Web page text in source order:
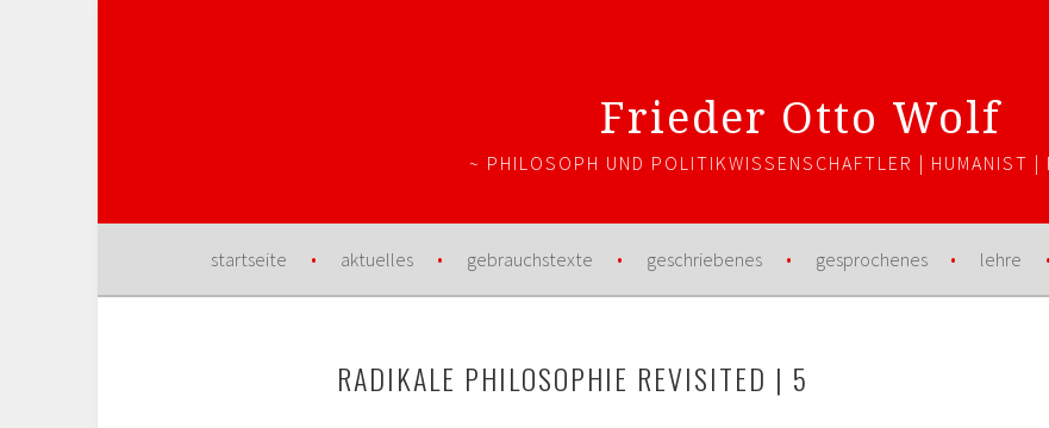
Frieder Otto Wolf
~ PHILOSOPH UND POLITIKWISSENSCHAFTLER | HUMANIST |
startseite aktuelles gebrauchstexte geschriebenes gesprochenes lehre
RADIKALE PHILOSOPHIE REVISITED | 5